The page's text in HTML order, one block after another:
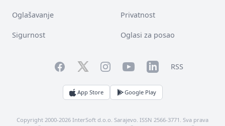
Oglašavanje Privatnost
Sigurnost Oglasi za posao
FacebookTwitterInstagramYouTubeLinkedInRSS
App Store Google Play
Copyright 2000-2026 InterSoft d.o.o. Sarajevo. ISSN 2566-3771. Sva prava